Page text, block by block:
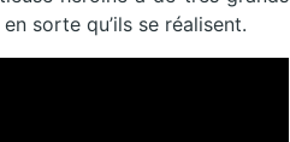
sorte qu’ils se réalisent.